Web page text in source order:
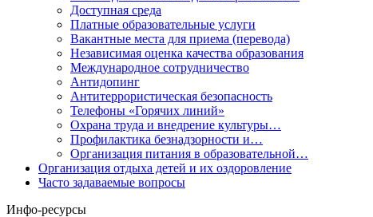
Доступная среда
Платные образовательные услуги
Вакантные места для приема (перевода)
Независимая оценка качества образования
Международное сотрудничество
Антидопинг
Антитеррористическая безопасность
Телефоны «Горячих линий»
Охрана труда и внедрение культуры…
Профилактика безнадзорности и…
Организация питания в образовательной…
Организация отдыха детей и их оздоровление
Часто задаваемые вопросы
Инфо-ресурсы